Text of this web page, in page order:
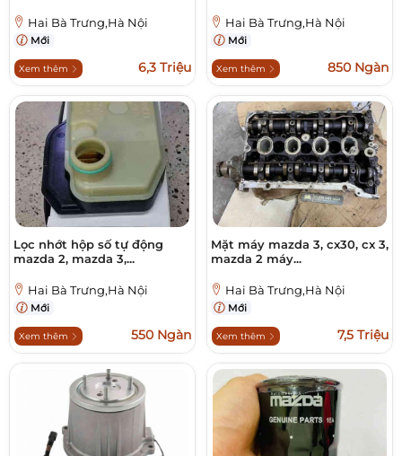
Hai Bà Trưng,Hà Nội
Mới
Xem thêm 6,3 Triệu
Hai Bà Trưng,Hà Nội
Mới
Xem thêm 850 Ngàn
Lọc nhớt hộp số tự động
mazda 2, mazda 3,...
Hai Bà Trưng,Hà Nội
Mới
Xem thêm 550 Ngàn
Mặt máy mazda 3, cx30, cx 3,
mazda 2 máy...
Hai Bà Trưng,Hà Nội
Mới
Xem thêm 7,5 Triệu